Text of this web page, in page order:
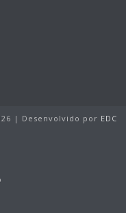
| Desenvolvido por EDC